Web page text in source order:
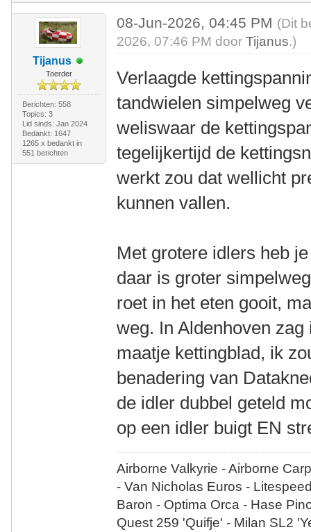
Tijanus
Toerder
Berichten: 558
Topics: 3
Lid sinds: Jan 2024
Bedankt: 1647
1265 x bedankt in
551 berichten
08-Jun-2026, 04:45 PM (Dit
2026, 07:46 PM doorTijanus.)
Verlaagde
tandwielen simpelweg
weliswaar de
tegelijkertijd de
werkt zou dat wellicht
kunnen vallen.
Met grotere idlers heb
daar is groter
roet in het eten gooit,
weg. In Aldenhoven
maatje kettingblad, ik
benadering van
de idler dubbel geteld
op een idler buigt EN
Airborne Valkyrie - Airborne
- Van Nicholas Euros -
Baron - Optima Orca - Hase
Quest 259 'Quifje' - Milan SL2